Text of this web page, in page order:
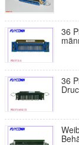
36
36